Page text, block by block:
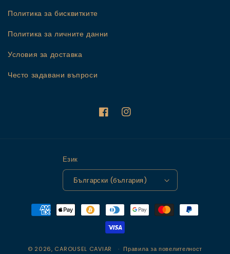
Политика за бисквитките
Политика за личните данни
Условия за доставка
Често задавани въпроси
FacebookInstagram
Език
Български (българия)
Начини
© 2026, CAROUSEL CAVIAR Правила за повелителност